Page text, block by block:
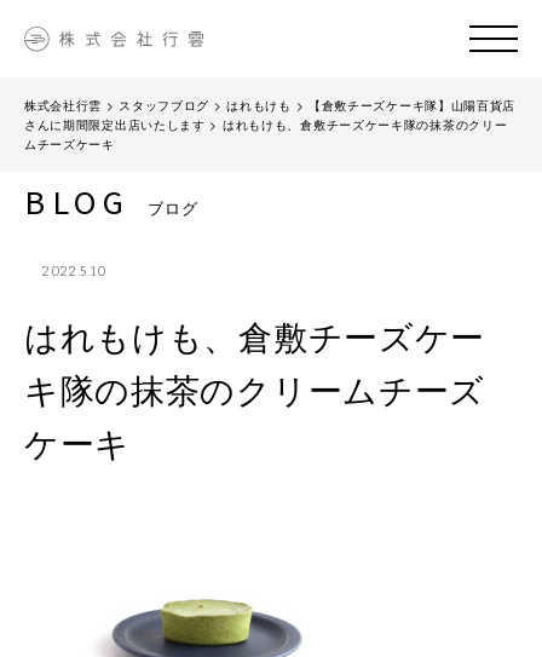
株式会社行雲 > スタッフブログ >はれもけも >
【倉敷チーズケーキ隊】山陽百貨店
さんに期間限定出店いたします > はれもけも、倉敷チーズケーキ隊の抹茶のクリー
ムチーズケーキ
BLOG ブログ
2022.5.10
はれもけも、倉敷チーズケー
キ隊の抹茶のクリームチーズ
ケーキ